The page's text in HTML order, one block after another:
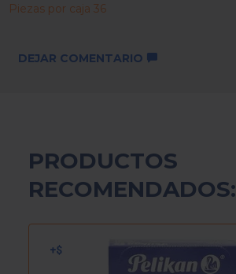
Piezas por caja 36
DEJAR COMENTARIO
PRODUCTOS
RECOMENDADOS: